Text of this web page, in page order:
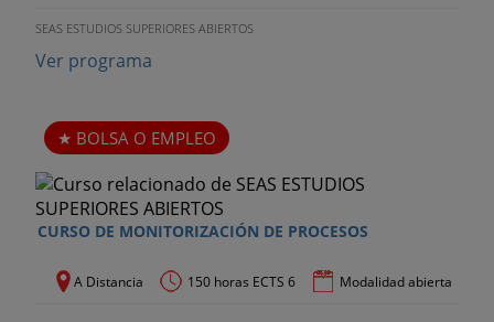
SEAS ESTUDIOS SUPERIORES ABIERTOS
Ver programa
BOLSA O EMPLEO
CURSO DE MONITORIZACIÓN DE PROCESOS
A Distancia 150 horas ECTS 6 Modalidad abierta